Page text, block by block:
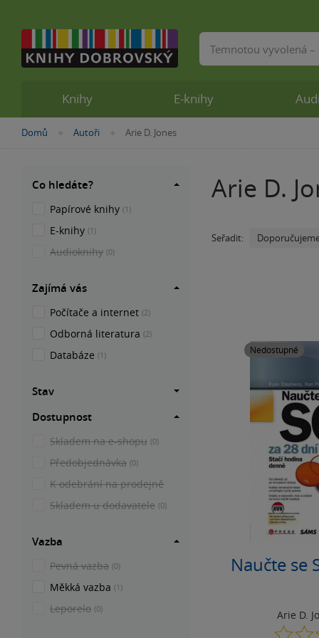
Nacházíte
Domů »Autoři »Arie D. Jones
Arie D.
Seřadit:
Nedostupné
Naučte se
Arie D.
Co hledáte?
Papírové knihy (1)
E-knihy (1)
Audioknihy (0)
Zajímá vás
Počítače a internet (2)
Odborná literatura (2)
Databáze (1)
Stav
Dostupnost
Skladem na e-shopu (0)
Předobjednávka (0)
K odebrání na prodejně
Skladem u dodavatele (0)
Vazba
Pevná vazba (0)
Měkká vazba (1)
Leporelo (0)
Knihy E-knihy
Vyhledávání